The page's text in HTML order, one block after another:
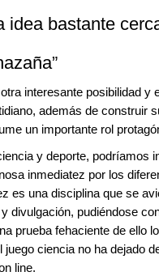
idea bastante
interesante posibilidad y
además de construir
un importante rol
y deporte, podríamos
inmediatez por los
es una disciplina que se
divulgación, pudiéndose
prueba fehaciente de ello lo
ciencia no ha dejado
line.